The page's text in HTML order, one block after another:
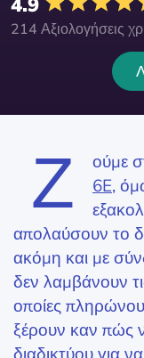
4.9
214 Αξιολογήσεις
Ζ ούμε
6E,
απολαύσουν το
ακόμη και με
δεν λαμβάνουν
οποίες
ξέρουν καν πώς